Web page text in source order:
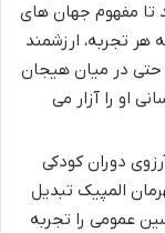
تا مفهوم جهان های
هر تجربه، ارزشمند
حتی در میان هیجان
او را آزار می
دوران کودکی
المپیک تبدیل
عمومی را تجربه